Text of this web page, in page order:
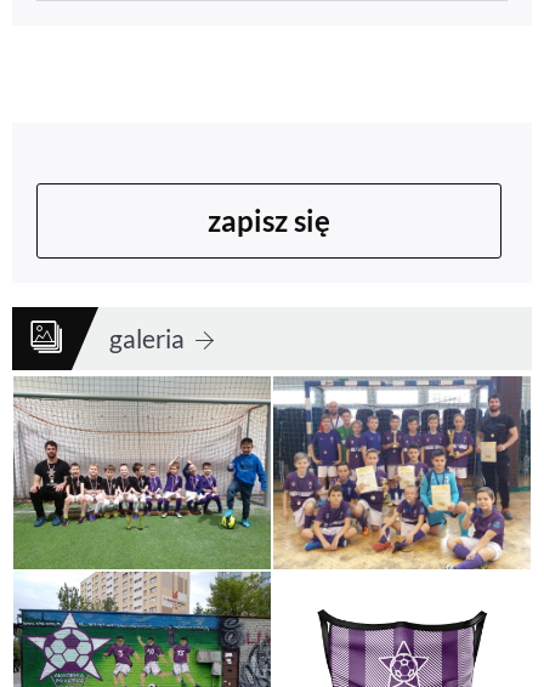
zapisz się
galeria